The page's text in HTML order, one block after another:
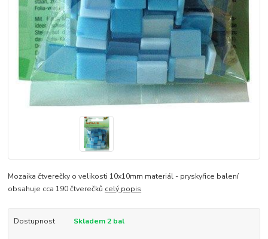
Mozaika čtverečky o velikosti 10x10mm materiál - pryskyřice balení
obsahuje cca 190 čtverečků celý popis
Dostupnost Skladem 2 bal